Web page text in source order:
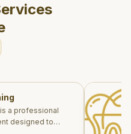
a professional
designed to